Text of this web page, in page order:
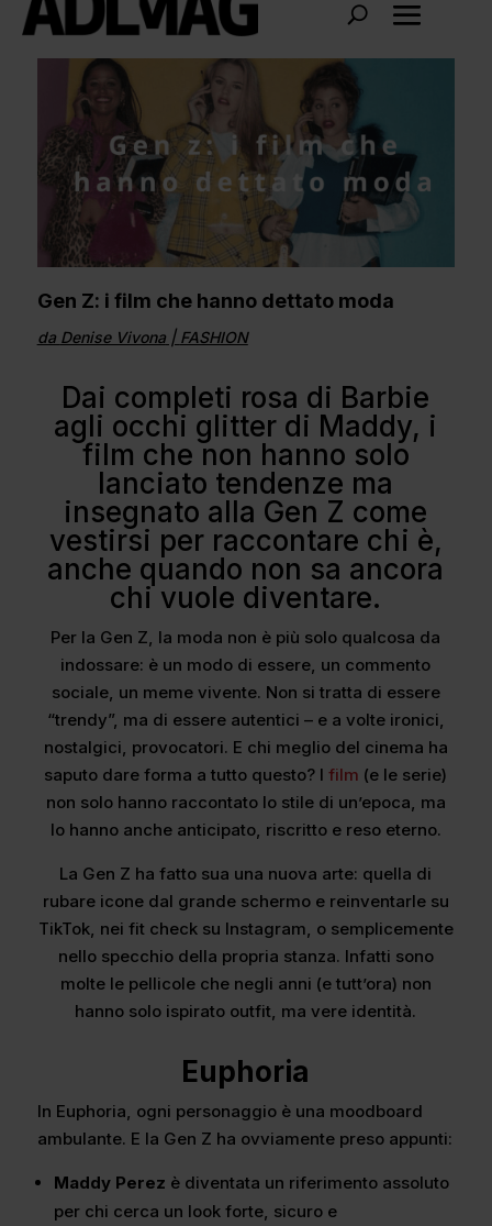
Gen Z: i film che hanno dettato moda
da Denise Vivona| FASHION
Dai completi rosa di Barbie
agli occhi glitter di Maddy, i
film che non hanno solo
lanciato tendenze ma
insegnato alla Gen Z come
vestirsi per raccontare chi è,
anche quando non sa ancora
chi vuole diventare.
Per la Gen Z, la moda non è più solo qualcosa da
indossare: è un modo di essere, un commento
sociale, un meme vivente. Non si tratta di essere
“trendy”, ma di essere autentici – e a volte ironici,
nostalgici, provocatori. E chi meglio del cinema ha
saputo dare forma a tutto questo? Ifilm (e le serie)
non solo hanno raccontato lo stile di un’epoca, ma
lo hanno anche anticipato, riscritto e reso eterno.
La Gen Z ha fatto sua una nuova arte: quella di
rubare icone dal grande schermo e reinventarle su
TikTok, nei fit check su Instagram, o semplicemente
nello specchio della propria stanza. Infatti sono
molte le pellicole che negli anni (e tutt’ora) non
hanno solo ispirato outfit, ma vere identità.
Euphoria
In Euphoria, ogni personaggio è una moodboard
ambulante. E la Gen Z ha ovviamente preso appunti:
Maddy Perez è diventata un riferimento assoluto
per chi cerca un look forte, sicuro e